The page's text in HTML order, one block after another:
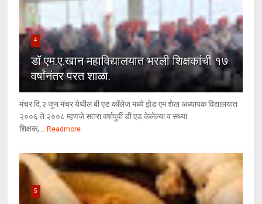
4
डॉ एम.ए.खान महाविद्यालयात भरली शिक्षकांची १७
वर्षांनंतर परत शाळा.
मंचर दि.२ जुन मंचर येथील बी एड कॉलेज मध्ये झेड एम शेख अध्यापक विद्यालयात
२००६ ते २००८ म्हणजे सतरा वर्षापुर्वी डी.एड केलेल्या व सध्या
शिक्षक,... Readmore
5